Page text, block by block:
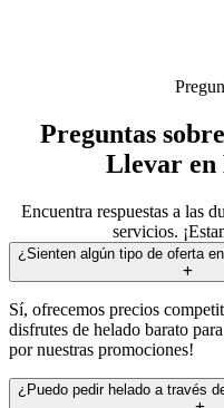
Preguntas
Llevar en
Encuentra respuestas a las
servicios.
¿Sienten algún tipo de oferta
Sí, ofrecemos precios
disfrutes de helado barato
por nuestras promociones!
¿Puedo pedir helado a través